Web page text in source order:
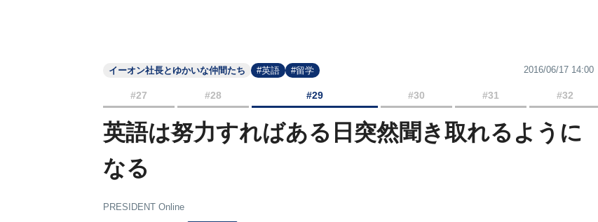
イーオン社長とゆかいな仲間たち #英語 #留学 2016/06/17 14:00
#27 #28 #29 #30 #31 #32
英語は努力すればある日突然聞き取れるように
なる
PRESIDENT Online